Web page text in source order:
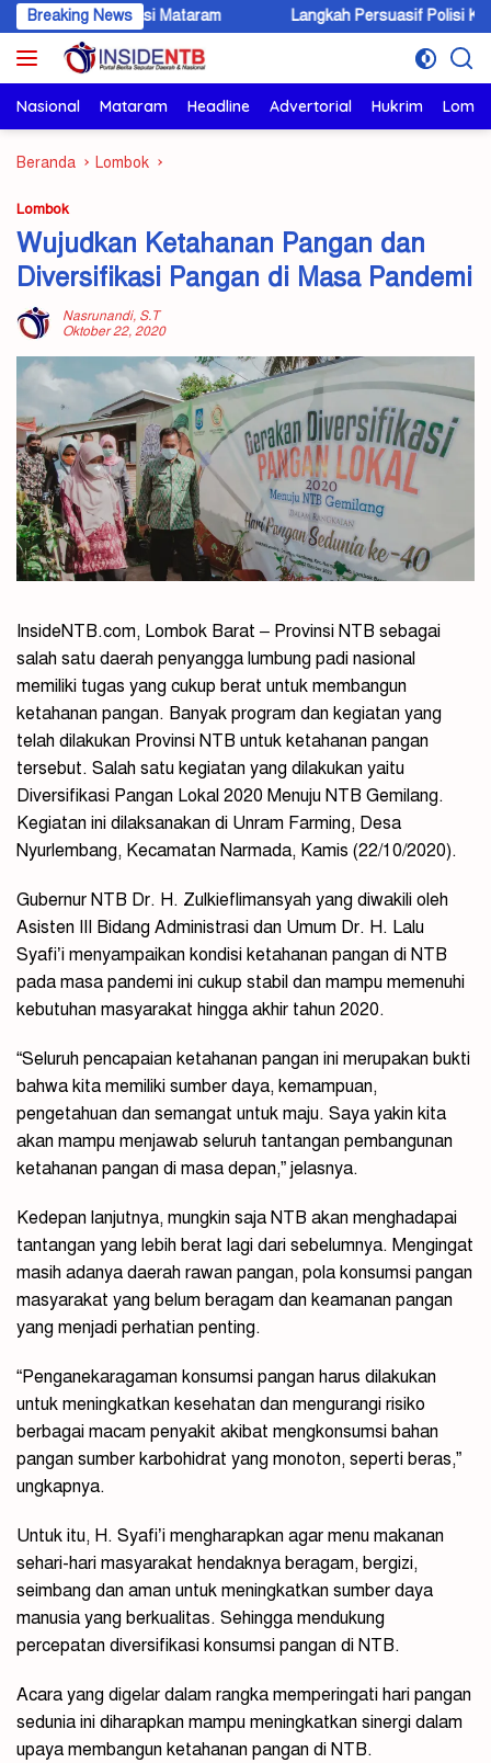
Langsung
ke
konten
Breaking News
Mataram Langkah Persuasif Polisi Kawal Eksekusi
Nasional Mataram Headline Advertorial Hukrim
Beranda Lombok
Lombok
Wujudkan Ketahanan Pangan dan
Diversifikasi Pangan di Masa Pandemi
Nasrunandi, S.T
Oktober 22, 2020
InsideNTB.com, Lombok Barat – Provinsi NTB sebagai
salah satu daerah penyangga lumbung padi nasional
memiliki tugas yang cukup berat untuk membangun
ketahanan pangan. Banyak program dan kegiatan yang
telah dilakukan Provinsi NTB untuk ketahanan pangan
tersebut. Salah satu kegiatan yang dilakukan yaitu
Diversifikasi Pangan Lokal 2020 Menuju NTB Gemilang.
Kegiatan ini dilaksanakan di Unram Farming, Desa
Nyurlembang, Kecamatan Narmada, Kamis (22/10/2020).
Gubernur NTB Dr. H. Zulkieflimansyah yang diwakili oleh
Asisten III Bidang Administrasi dan Umum Dr. H. Lalu
Syafi’i menyampaikan kondisi ketahanan pangan di NTB
pada masa pandemi ini cukup stabil dan mampu memenuhi
kebutuhan masyarakat hingga akhir tahun 2020.
“Seluruh pencapaian ketahanan pangan ini merupakan bukti
bahwa kita memiliki sumber daya, kemampuan,
pengetahuan dan semangat untuk maju. Saya yakin kita
akan mampu menjawab seluruh tantangan pembangunan
ketahanan pangan di masa depan,” jelasnya.
Kedepan lanjutnya, mungkin saja NTB akan menghadapai
tantangan yang lebih berat lagi dari sebelumnya. Mengingat
masih adanya daerah rawan pangan, pola konsumsi pangan
masyarakat yang belum beragam dan keamanan pangan
yang menjadi perhatian penting.
“Penganekaragaman konsumsi pangan harus dilakukan
untuk meningkatkan kesehatan dan mengurangi risiko
berbagai macam penyakit akibat mengkonsumsi bahan
pangan sumber karbohidrat yang monoton, seperti beras,”
ungkapnya.
Untuk itu, H. Syafi’i mengharapkan agar menu makanan
sehari-hari masyarakat hendaknya beragam, bergizi,
seimbang dan aman untuk meningkatkan sumber daya
manusia yang berkualitas. Sehingga mendukung
percepatan diversifikasi konsumsi pangan di NTB.
Acara yang digelar dalam rangka memperingati hari pangan
sedunia ini diharapkan mampu meningkatkan sinergi dalam
upaya membangun ketahanan pangan di NTB.